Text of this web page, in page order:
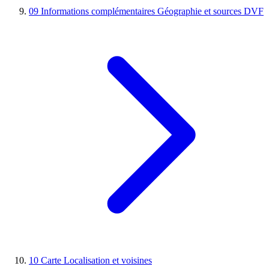
09 Informations complémentaires Géographie et sources DVF
10 Carte Localisation et voisines